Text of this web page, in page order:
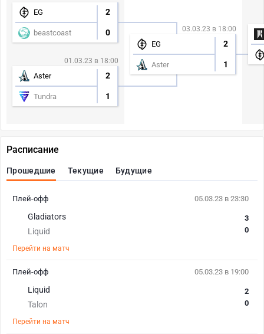
EG 2
beastcoast 0
01.03.23 в 18:00
Aster 2
Tundra 1
03.03.23 в 18:00
EG 2
Aster 1
Расписание
Прошедшие Текущие Будущие
05.03.23 в 23:30
Gladiators
Liquid
3
0
Перейти на матч
Плей-офф
05.03.23 в 19:00
Liquid
Talon
2
0
Перейти на матч
Плей-офф